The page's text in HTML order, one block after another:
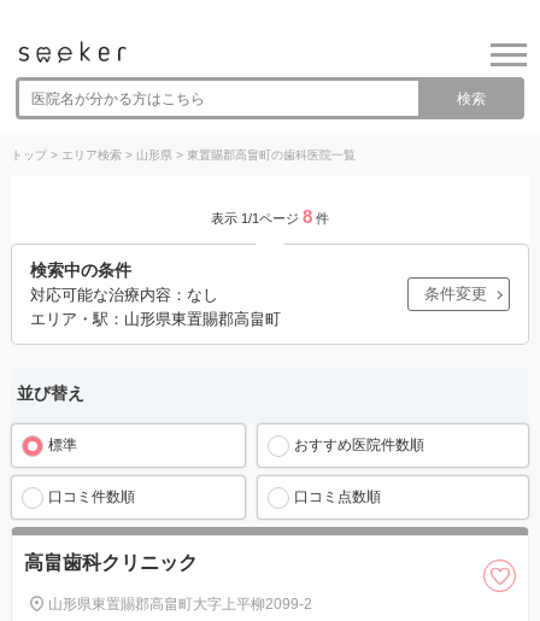
検索
トップ> エリア検索> 山形県 > 東置賜郡高畠町の歯科医院一覧
表示 1/1ページ 8 件
検索中の条件
対応可能な治療内容：なし
エリア・駅：山形県東置賜郡高畠町
条件変更
並び替え
標準 おすすめ医院件数順
口コミ件数順 口コミ点数順
高畠歯科クリニック
山形県東置賜郡高畠町大字上平柳2099-2